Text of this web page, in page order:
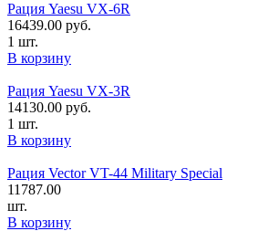
Рация Yaesu VX-6R
16439.00 руб.
1 шт.
В корзину
Рация Yaesu VX-3R
14130.00 руб.
1 шт.
В корзину
Рация Vector VT-44 Military Special
11787.00
шт.
В корзину